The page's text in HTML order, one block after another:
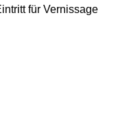
für Vernissage